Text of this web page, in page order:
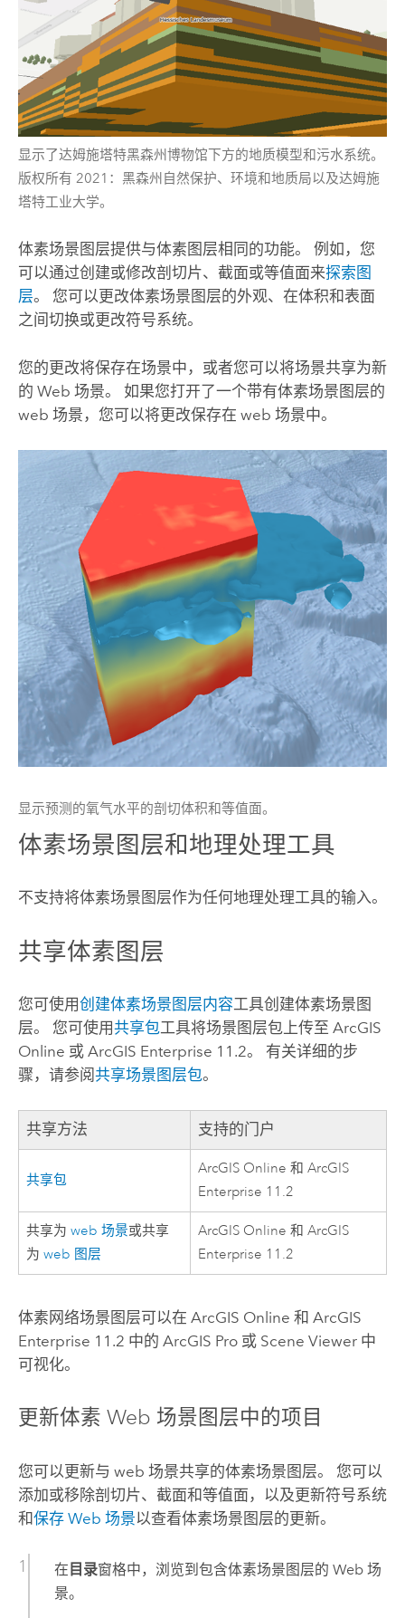
显示了达姆施塔特黑森州博物馆下方的地质模型和污水系统。
版权所有 2021：黑森州自然保护、环境和地质局以及达姆施
塔特工业大学。
体素场景图层提供与体素图层相同的功能。 例如，您
可以通过创建或修改剖切片、截面或等值面来探索图
层。 您可以更改体素场景图层的外观、在体积和表面
之间切换或更改符号系统。
您的更改将保存在场景中，或者您可以将场景共享为新
的 Web 场景。 如果您打开了一个带有体素场景图层的
web 场景，您可以将更改保存在 web 场景中。
显示预测的氧气水平的剖切体积和等值面。
体素场景图层和地理处理工具
不支持将体素场景图层作为任何地理处理工具的输入。
共享体素图层
您可使用创建体素场景图层内容工具创建体素场景图
层。 您可使用共享包工具将场景图层包上传至 ArcGIS
Online 或 ArcGIS Enterprise 11.2。 有关详细的步
骤，请参阅共享场景图层包。
共享方法 支持的门户
共享包
ArcGIS Online 和ArcGIS
Enterprise 11.2
共享为web 场景或共享
为web 图层
ArcGIS Online 和ArcGIS
Enterprise 11.2
体素网络场景图层可以在 ArcGIS Online 和 ArcGIS
Enterprise 11.2 中的 ArcGIS Pro或 Scene Viewer中
可视化。
更新体素 Web 场景图层中的项目
您可以更新与 web 场景共享的体素场景图层。 您可以
添加或移除剖切片、截面和等值面，以及更新符号系统
和保存 Web 场景以查看体素场景图层的更新。
在 目录窗格中，浏览到包含体素场景图层的 Web 场
景。